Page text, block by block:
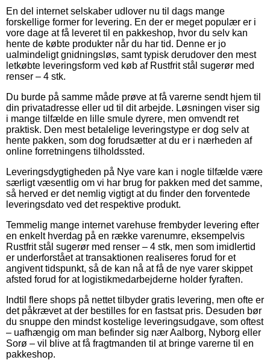
En del internet selskaber udlover nu til dags mange
forskellige former for levering. En der er meget populær er i
vore dage at få leveret til en pakkeshop, hvor du selv kan
hente de købte produkter når du har tid. Denne er jo
ualmindeligt gnidningsløs, samt typisk derudover den mest
letkøbte leveringsform ved køb af Rustfrit stål sugerør med
renser – 4 stk.
Du burde på samme måde prøve at få varerne sendt hjem til
din privatadresse eller ud til dit arbejde. Løsningen viser sig
i mange tilfælde en lille smule dyrere, men omvendt ret
praktisk. Den mest betalelige leveringstype er dog selv at
hente pakken, som dog forudsætter at du er i nærheden af
online forretningens tilholdssted.
Leveringsdygtigheden på Nye vare kan i nogle tilfælde være
særligt væsentlig om vi har brug for pakken med det samme,
så herved er det nemlig vigtigt at du finder den forventede
leveringsdato ved det respektive produkt.
Temmelig mange internet varehuse frembyder levering efter
en enkelt hverdag på en række varenumre, eksempelvis
Rustfrit stål sugerør med renser – 4 stk, men som imidlertid
er underforstået at transaktionen realiseres forud for et
angivent tidspunkt, så de kan nå at få de nye varer skippet
afsted forud for at logistikmedarbejderne holder fyraften.
Indtil flere shops på nettet tilbyder gratis levering, men ofte er
det påkrævet at der bestilles for en fastsat pris. Desuden bør
du snuppe den mindst kostelige leveringsudgave, som oftest
– uafhængig om man befinder sig nær Aalborg, Nyborg eller
Sorø – vil blive at få fragtmanden til at bringe varerne til en
pakkeshop.